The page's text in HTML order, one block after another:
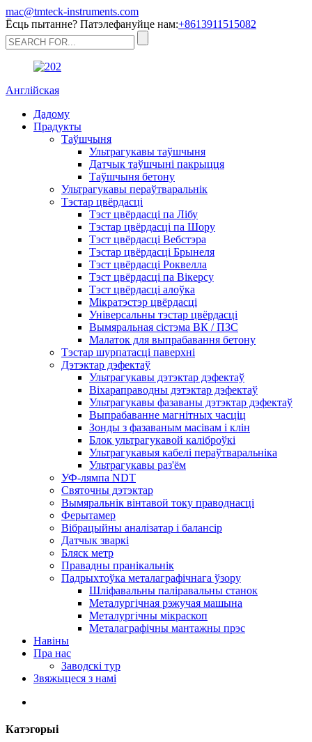
mac@tmteck-instruments.com
Ёсць пытанне? Патэлефануйце нам:+8613911515082
Англійская
Дадому
Прадукты
Таўшчыня
Ультрагукавы таўшчыня
Датчык таўшчыні пакрыцця
Таўшчыня бетону
Ультрагукавы пераўтваральнік
Тэстар цвёрдасці
Тэст цвёрдасці па Лібу
Тэстар цвёрдасці па Шору
Тэст цвёрдасці Вебстэра
Тэстар цвёрдасці Брынеля
Тэст цвёрдасці Роквелла
Тэст цвёрдасці па Вікерсу
Тэст цвёрдасці алоўка
Мікратэстэр цвёрдасці
Універсальны тэстар цвёрдасці
Вымяральная сістэма ВК / ПЗС
Малаток для выпрабавання бетону
Тэстар шурпатасці паверхні
Дэтэктар дэфектаў
Ультрагукавы дэтэктар дэфектаў
Віхараправодны дэтэктар дэфектаў
Ультрагукавы фазаваны дэтэктар дэфектаў
Выпрабаванне магнітных часціц
Зонды з фазаваным масівам і клін
Блок ультрагукавой каліброўкі
Ультрагукавыя кабелі пераўтваральніка
Ультрагукавы раз'ём
УФ-лямпа NDT
Святочны дэтэктар
Вымяральнік вінтавой току праводнасці
Ферытамер
Вібрацыйны аналізатар і балансір
Датчык зваркі
Бляск метр
Правадны пранікальнік
Падрыхтоўка металаграфічнага ўзору
Шліфавальны паліравальны станок
Металургічная рэжучая машына
Металургічны мікраскоп
Металаграфічны мантажны прэс
Навіны
Пра нас
Заводскі тур
Звяжыцеся з намі
Катэгорыі